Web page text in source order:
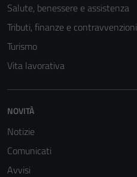
Salute, benessere e assistenza
Tributi, finanze e contravvenzioni
Turismo
Vita lavorativa
NOVITÀ
Notizie
Comunicati
Avvisi